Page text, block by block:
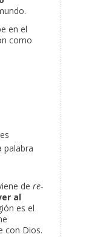
en el
como
palabra
de re-
al
es el
con Dios.